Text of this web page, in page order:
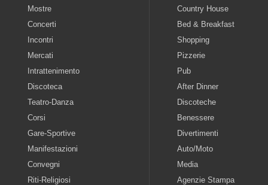
Mostre
Concerti
Incontri
Mercati
Intrattenimento
Discoteca
Teatro-Danza
Corsi
Gare-Sportive
Manifestazioni
Convegni
Riti-Religiosi
Country House
Bed & Breakfast
Shopping
Pizzerie
Pub
After Dinner
Discoteche
Benessere
Divertimenti
Auto/Moto
Media
Agenzie Stampa